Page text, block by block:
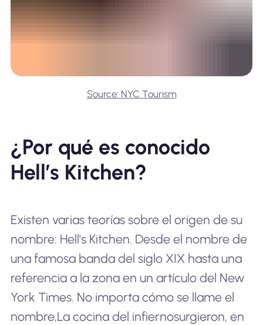
Source: NYC Tourism
¿Por qué es conocido
Hell’s Kitchen?
Existen varias teorías sobre el origen de su
nombre: Hell's Kitchen. Desde el nombre de
una famosa banda del siglo XIX hasta una
referencia a la zona en un artículo del New
York Times. No importa cómo se llame el
nombre,La cocina del infiernosurgieron, en